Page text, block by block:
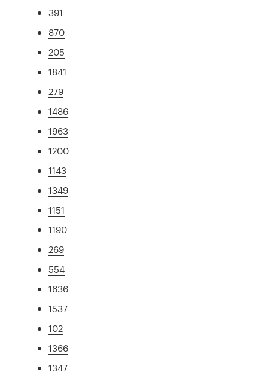
391
870
205
1841
279
1486
1963
1200
1143
1349
1151
1190
269
554
1636
1537
102
1366
1347